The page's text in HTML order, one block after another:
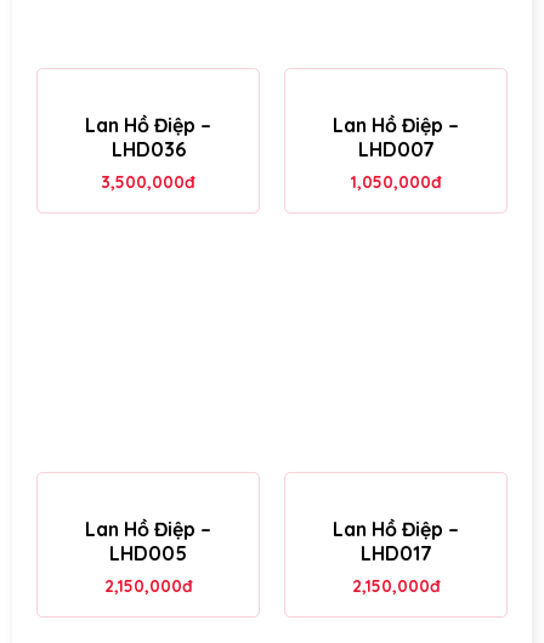
Lan Hồ Điệp –
LHD036
3,500,000đ
Lan Hồ Điệp –
LHD007
1,050,000đ
Lan Hồ Điệp –
LHD005
2,150,000đ
Lan Hồ Điệp –
LHD017
2,150,000đ